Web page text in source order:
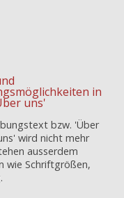
in
uns'
bzw. 'Über
wird nicht mehr
ausserdem
wie Schriftgrößen,